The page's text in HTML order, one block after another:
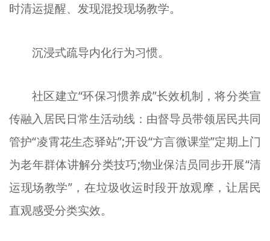
时清运提醒、发现混投现场教学。
沉浸式疏导内化行为习惯。
社区建立“环保习惯养成”长效机制，将分类宣
传融入居民日常生活动线：由督导员带领居民共同
管护“凌霄花生态驿站”;开设“方言微课堂”定期上门
为老年群体讲解分类技巧;物业保洁员同步开展“清
运现场教学”，在垃圾收运时段开放观摩，让居民
直观感受分类实效。